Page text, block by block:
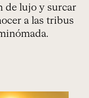
de lujo y surcar
a las tribus